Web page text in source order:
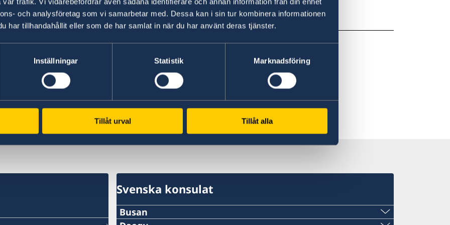
och analysföretag som vi samarbetar med. Dessa kan i sin tur kombinera informationen
har tillhandahållit eller som de har samlat in när du har använt deras tjänster.
Inställningar Statistik Marknadsföring
Tillåt urval Tillåt alla
Svenska konsulat
Busan